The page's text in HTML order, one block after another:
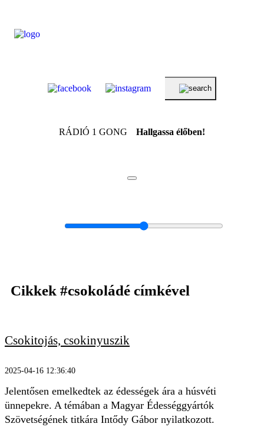
RÁDIÓ 1 GONG Hallgassa élőben!
Cikkek #csokoládé címkével
Csokitojás, csokinyuszik
2025-04-16 12:36:40
Jelentősen emelkedtek az édességek ára a húsvéti
ünnepekre. A témában a Magyar Édességgyártók
Szövetségének titkára Intődy Gábor nyilatkozott.